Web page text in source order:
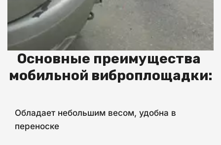
Основные преимущества
мобильной виброплощадки:
Обладает небольшим весом, удобна в
переноске